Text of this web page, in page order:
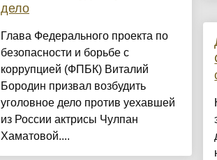
дело
Глава Федерального проекта по
безопасности и борьбе с
коррупцией (ФПБК) Виталий
Бородин призвал возбудить
уголовное дело против уехавшей
из России актрисы Чулпан
Хаматовой....